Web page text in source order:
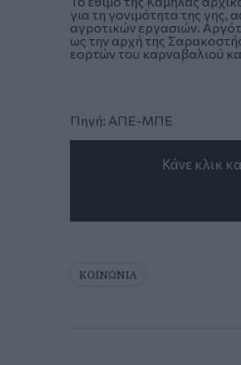
για τη γονιμότητα της γης,
αγροτικών εργασιών.
ως την αρχή της
εορτών του καρναβαλιού
Πηγή: ΑΠΕ-ΜΠΕ
Κάνε κλικ
ΚΟΙΝΩΝΙΑ